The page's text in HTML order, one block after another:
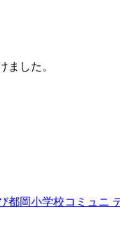
ました。
都岡小学校コミュニ